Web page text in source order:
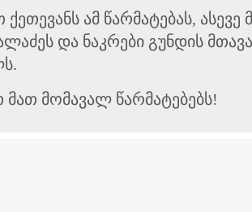
ამ წარმატებას,
და ნაკრები გუნდის
მათ მომავალ წარმატებებს!